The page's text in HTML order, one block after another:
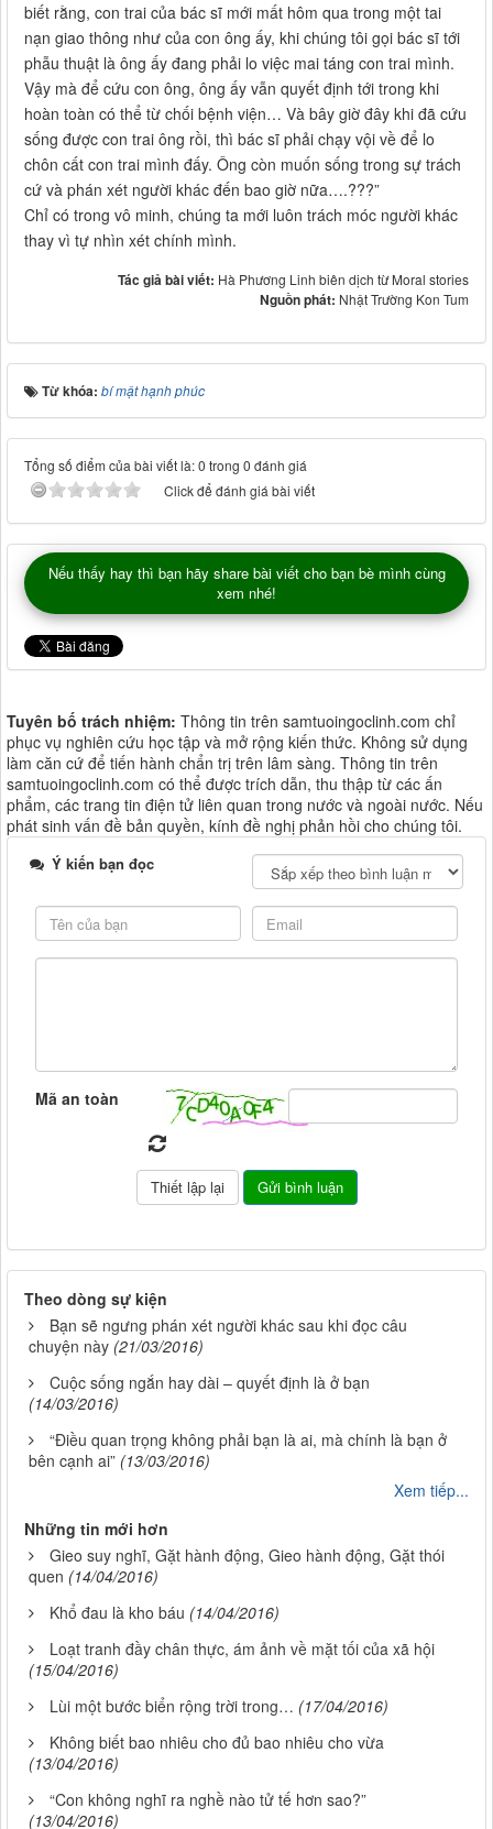
biết rằng, con trai của bác sĩ mới mất hôm qua trong một tai
nạn giao thông như của con ông ấy, khi chúng tôi gọi bác sĩ tới
phẫu thuật là ông ấy đang phải lo việc mai táng con trai mình.
Vậy mà để cứu con ông, ông ấy vẫn quyết định tới trong khi
hoàn toàn có thể từ chối bệnh viện… Và bây giờ đây khi đã cứu
sống được con trai ông rồi, thì bác sĩ phải chạy vội về để lo
chôn cất con trai mình đấy. Ông còn muốn sống trong sự trách
cứ và phán xét người khác đến bao giờ nữa….???”
Chỉ có trong vô minh, chúng ta mới luôn trách móc người khác
thay vì tự nhìn xét chính mình.
Tác giả bài viết: Hà Phương Linh biên dịch từ Moral stories
Nguồn phát: Nhật Trường Kon Tum
Từ khóa: bí mật hạnh phúc
Tổng số điểm của bài viết là: 0 trong 0 đánh giá
Click để đánh giá bài viết
Nếu thấy hay thì bạn hãy share bài viết cho bạn bè mình cùng
xem nhé!
Tuyên bố trách nhiệm: Thông tin trên samtuoingoclinh.com chỉ
phục vụ nghiên cứu học tập và mở rộng kiến thức. Không sử dụng
làm căn cứ để tiến hành chẩn trị trên lâm sàng. Thông tin trên
samtuoingoclinh.com có thể được trích dẫn, thu thập từ các ấn
phẩm, các trang tin điện tử liên quan trong nước và ngoài nước. Nếu
phát sinh vấn đề bản quyền, kính đề nghị phản hồi cho chúng tôi.
Ý kiến bạn đọc
Mã an toàn
Theo dòng sự kiện
Bạn sẽ ngưng phán xét người khác sau khi đọc câu
chuyện này (21/03/2016)
Cuộc sống ngắn hay dài – quyết định là ở bạn
(14/03/2016)
“Điều quan trọng không phải bạn là ai, mà chính là bạn ở
bên cạnh ai” (13/03/2016)
Xem tiếp...
Những tin mới hơn
Gieo suy nghĩ, Gặt hành động, Gieo hành động, Gặt thói
quen (14/04/2016)
Khổ đau là kho báu (14/04/2016)
Loạt tranh đầy chân thực, ám ảnh về mặt tối của xã hội
(15/04/2016)
Lùi một bước biển rộng trời trong… (17/04/2016)
Không biết bao nhiêu cho đủ bao nhiêu cho vừa
(13/04/2016)
“Con không nghĩ ra nghề nào tử tế hơn sao?”
(13/04/2016)